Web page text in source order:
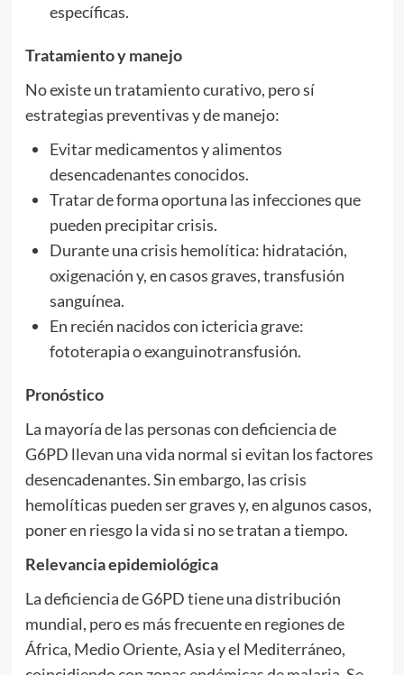
específicas.
Tratamiento y manejo
No existe un tratamiento curativo, pero sí
estrategias preventivas y de manejo:
Evitar medicamentos y alimentos
desencadenantes conocidos.
Tratar de forma oportuna las infecciones que
pueden precipitar crisis.
Durante una crisis hemolítica: hidratación,
oxigenación y, en casos graves, transfusión
sanguínea.
En recién nacidos con ictericia grave:
fototerapia o exanguinotransfusión.
Pronóstico
La mayoría de las personas con deficiencia de
G6PD llevan una vida normal si evitan los factores
desencadenantes. Sin embargo, las crisis
hemolíticas pueden ser graves y, en algunos casos,
poner en riesgo la vida si no se tratan a tiempo.
Relevancia epidemiológica
La deficiencia de G6PD tiene una distribución
mundial, pero es más frecuente en regiones de
África, Medio Oriente, Asia y el Mediterráneo,